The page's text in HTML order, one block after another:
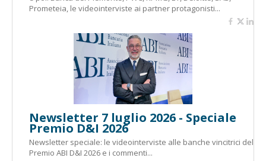
Prometeia, le videointerviste ai partner protagonisti...
Newsletter 7 luglio 2026 - Speciale
Premio D&I 2026
Newsletter speciale: le videointerviste alle banche vincitrici del
Premio ABI D&I 2026 e i commenti...